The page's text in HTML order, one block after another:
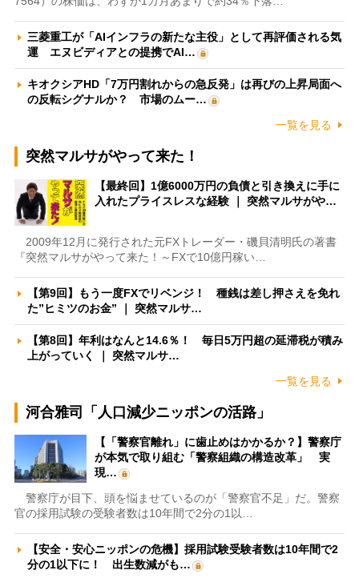
三菱重工が「AIインフラの新たな主役」として再評価される気
運 エヌビディアとの提携でAI…
キオクシアHD「7万円割れからの急反発」は再びの上昇局面へ
の反転シグナルか？ 市場のムー…
一覧を見る
突然マルサがやって来た！
【最終回】1億6000万円の負債と引き換えに手に
入れたプライスレスな経験 ｜ 突然マルサがや…
2009年12月に発行された元FXトレーダー・磯貝清明氏の著書
『突然マルサがやって来た！～FXで10億円稼い…
【第9回】もう一度FXでリベンジ！ 種銭は差し押さえを免れ
た”ヒミツのお金” ｜ 突然マルサ…
【第8回】年利はなんと14.6％！ 毎日5万円超の延滞税が積み
上がっていく ｜ 突然マルサ…
一覧を見る
河合雅司「人口減少ニッポンの活路」
【「警察官離れ」に歯止めはかかるか？】警察庁
が本気で取り組む「警察組織の構造改革」 実
現…
警察庁が目下、頭を悩ませているのが「警察官不足」だ。警察
官の採用試験の受験者数は10年間で2分の1以…
【安全・安心ニッポンの危機】採用試験受験者数は10年間で2
分の1以下に！ 出生数減がも…